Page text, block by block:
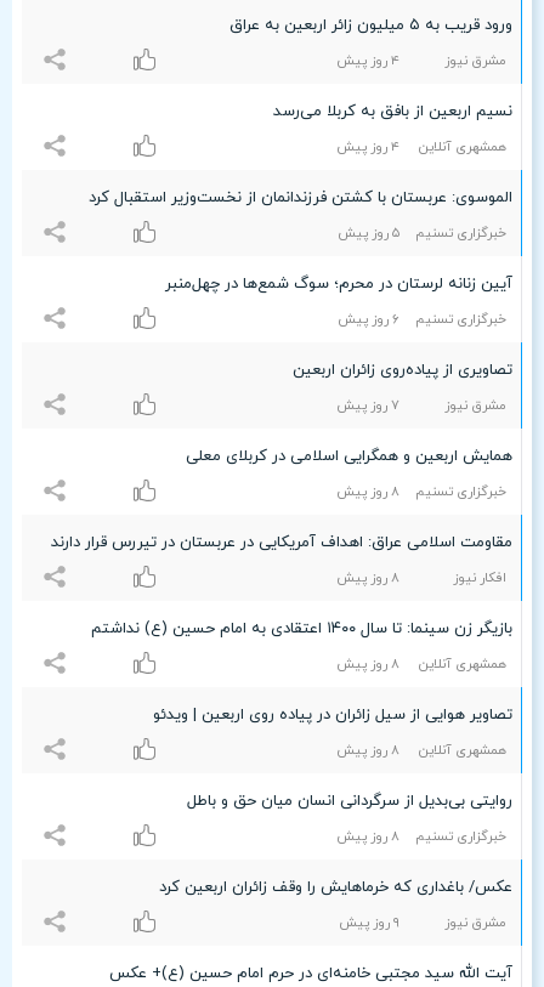
ورود قریب به ۵ میلیون زائر اربعین به عراق
مشرق نیوز ۴ روز پیش
نسیم اربعین از بافق به کربلا می‌رسد
همشهری آنلاین ۴ روز پیش
الموسوی: عربستان با کشتن فرزندانمان از نخست‌وزیر استقبال کرد
خبرگزاری تسنیم ۵ روز پیش
آیین زنانه لرستان در محرم؛ سوگ شمع‌ها در چهل‌منبر
خبرگزاری تسنیم ۶ روز پیش
تصاویری از پیاده‌روی زائران اربعین
مشرق نیوز ۷ روز پیش
همایش اربعین و همگرایی اسلامی در کربلای معلی
خبرگزاری تسنیم ۸ روز پیش
مقاومت اسلامی عراق: اهداف آمریکایی در عربستان در تیررس قرار دارند
افکار نیوز ۸ روز پیش
بازیگر زن سینما: تا سال ۱۴۰۰ اعتقادی به امام حسین (ع) نداشتم
همشهری آنلاین ۸ روز پیش
تصاویر هوایی از سیل زائران در پیاده روی اربعین | ویدئو
همشهری آنلاین ۸ روز پیش
روایتی بی‌بدیل از سرگردانی انسان میان حق و باطل
خبرگزاری تسنیم ۸ روز پیش
عکس/ باغداری که خرماهایش را وقف زائران اربعین کرد
مشرق نیوز ٩ روز پیش
آیت الله سید مجتبی خامنه‌ای در حرم امام حسین (ع)+ عکس